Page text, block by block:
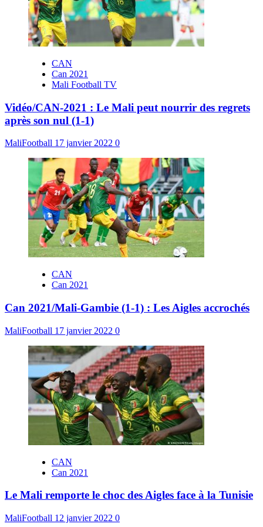
CAN
Can 2021
Mali Football TV
Vidéo/CAN-2021 : Le Mali peut nourrir des regrets
après son nul (1-1)
MaliFootball 17 janvier 2022 0
CAN
Can 2021
Can 2021/Mali-Gambie (1-1) : Les Aigles accrochés
MaliFootball 17 janvier 2022 0
CAN
Can 2021
Le Mali remporte le choc des Aigles face à la Tunisie
MaliFootball 12 janvier 2022 0